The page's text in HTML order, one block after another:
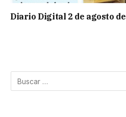
Diario Digital 2 de agosto